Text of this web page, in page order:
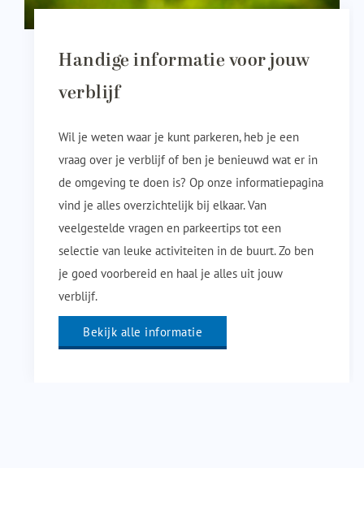
Handige informatie voor jouw
verblijf
Wil je weten waar je kunt parkeren, heb je een
vraag over je verblijf of ben je benieuwd wat er in
de omgeving te doen is? Op onze informatiepagina
vind je alles overzichtelijk bij elkaar. Van
veelgestelde vragen en parkeertips tot een
selectie van leuke activiteiten in de buurt. Zo ben
je goed voorbereid en haal je alles uit jouw
verblijf.
Bekijk alle informatie